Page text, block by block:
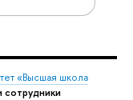
«Высшая школа
сотрудники